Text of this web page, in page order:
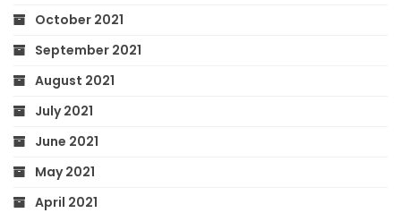
October 2021
September 2021
August 2021
July 2021
June 2021
May 2021
April 2021